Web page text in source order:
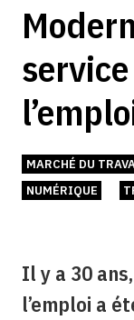
MARCHÉ DU
NUMÉRIQUE
Il y a 30
l’emploi a